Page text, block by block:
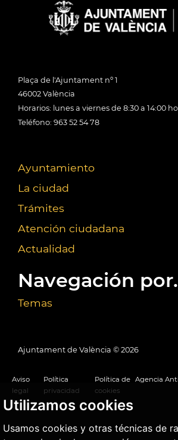
Utilizamos cookies
Usamos cookies y otras técnicas de
Plaça de l'Ajuntament nº 1
46002 València
Horarios: lunes a viernes de 8:30 a 14:00
Teléfono: 963 52 54 78
Ayuntamiento
La ciudad
Trámites
Atención ciudadana
Actualidad
Navegación
Temas
Ajuntament de València © 2026
Aviso
legal
Política
privacidad
Política de
cookies
Agencia